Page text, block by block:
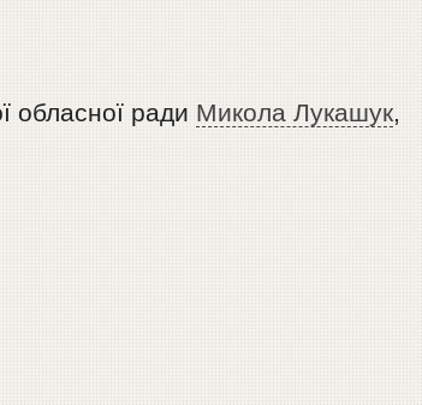
обласної ради Микола Лукашук,